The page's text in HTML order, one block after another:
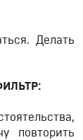
Делать
повторить